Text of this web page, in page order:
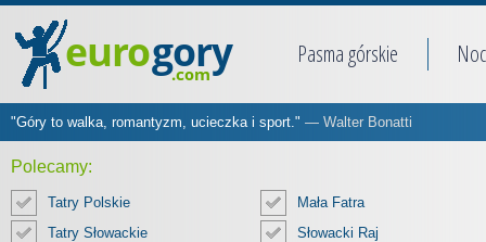
Pasma górskie
"Góry to walka, romantyzm, ucieczka i sport." — Walter Bonatti
Polecamy:
Tatry Polskie
Mała Fatra
Tatry Słowackie
Słowacki Raj